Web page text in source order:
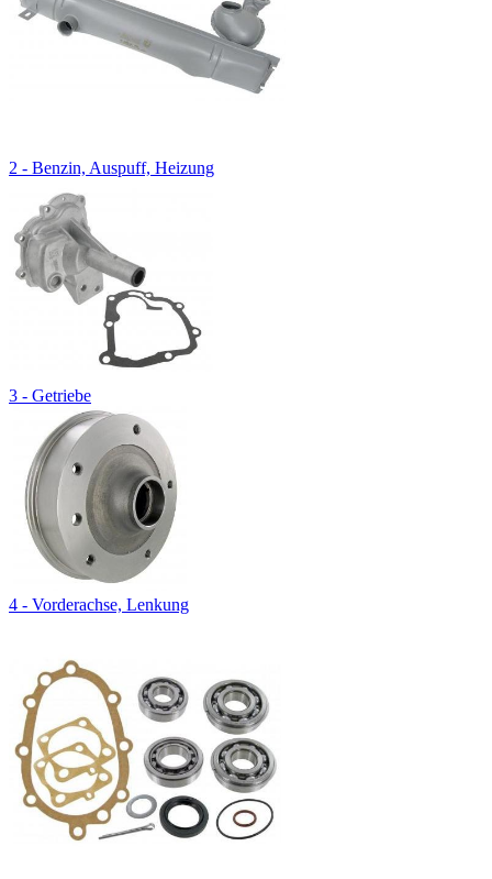
2 - Benzin, Auspuff, Heizung
3 - Getriebe
4 - Vorderachse, Lenkung